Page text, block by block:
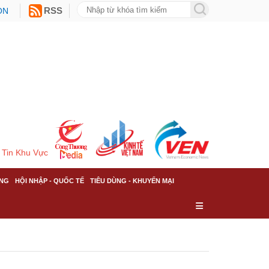
RSS
Tin Khu Vực
HỘI NHẬP - QUỐC TẾ TIÊU DÙNG - KHUYẾN MẠI